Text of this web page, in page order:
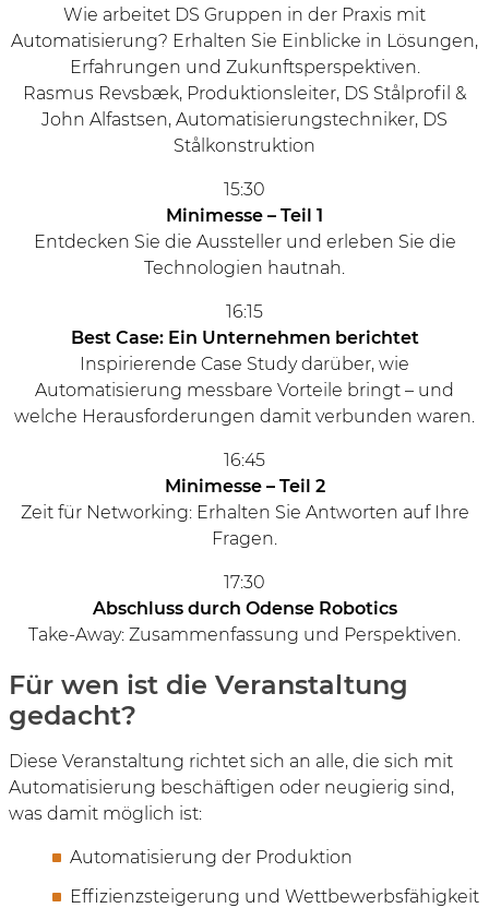
Wie arbeitet DS Gruppen in der Praxis mit
Automatisierung? Erhalten Sie Einblicke in Lösungen,
Erfahrungen und Zukunftsperspektiven.
Rasmus Revsbæk, Produktionsleiter, DS Stålprofil &
John Alfastsen, Automatisierungstechniker, DS
Stålkonstruktion
15:30
Minimesse – Teil 1
Entdecken Sie die Aussteller und erleben Sie die
Technologien hautnah.
16:15
Best Case: Ein Unternehmen berichtet
Inspirierende Case Study darüber, wie
Automatisierung messbare Vorteile bringt – und
welche Herausforderungen damit verbunden waren.
16:45
Minimesse – Teil 2
Zeit für Networking: Erhalten Sie Antworten auf Ihre
Fragen.
17:30
Abschluss durch Odense Robotics
Take-Away: Zusammenfassung und Perspektiven.
Für wen ist die Veranstaltung
gedacht?
Diese Veranstaltung richtet sich an alle, die sich mit
Automatisierung beschäftigen oder neugierig sind,
was damit möglich ist:
Automatisierung der Produktion
Effizienzsteigerung und Wettbewerbsfähigkeit